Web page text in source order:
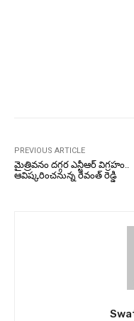
PREVIOUS ARTICLE
మైత్రివనం దగ్గర ఎన్టీఆర్ విగ్రహం..
ఆవిష్కరించనున్న రేవంత్ రెడ్డి